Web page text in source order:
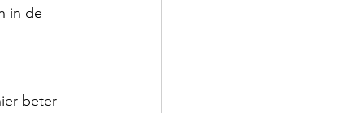
in de
beter